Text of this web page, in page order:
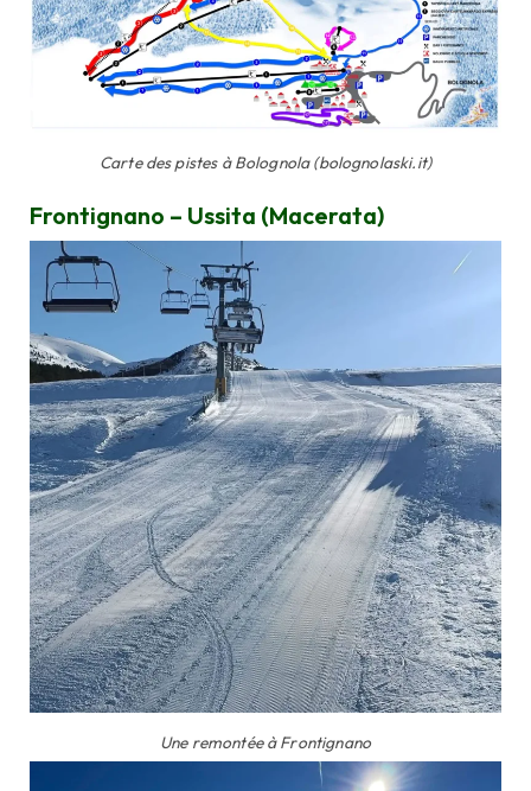
Carte des pistes à Bolognola (bolognolaski.it)
Frontignano – Ussita (Macerata)
Une remontée à Frontignano